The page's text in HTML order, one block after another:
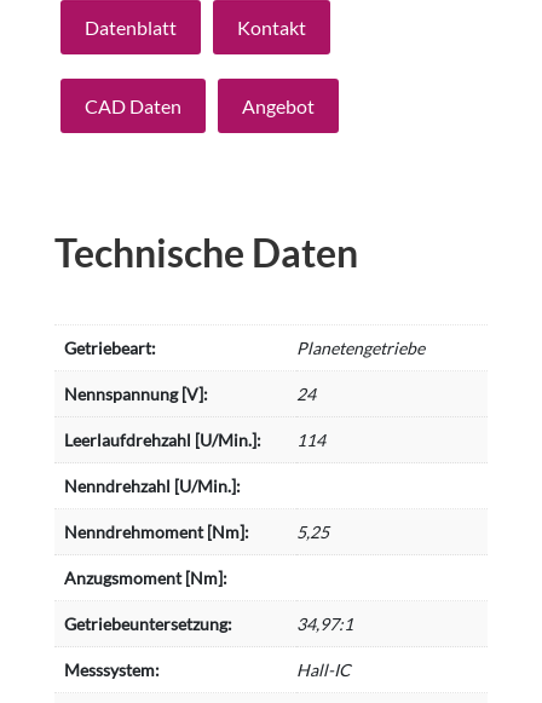
Datenblatt Kontakt
CAD Daten Angebot
Technische Daten
Getriebeart: Planetengetriebe
Nennspannung [V]: 24
Leerlaufdrehzahl [U/Min.]: 114
Nenndrehzahl [U/Min.]:
Nenndrehmoment [Nm]: 5,25
Anzugsmoment [Nm]:
Getriebeuntersetzung: 34,97:1
Messsystem: Hall-IC